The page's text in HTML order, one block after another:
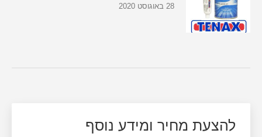
28 באוגוסט 2020
להצעת מחיר ומידע נוסף